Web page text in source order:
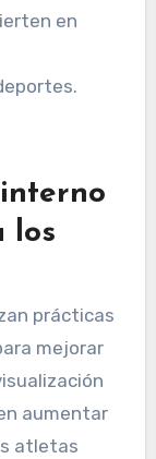
en
los
prácticas
mejorar
aumentar
atletas